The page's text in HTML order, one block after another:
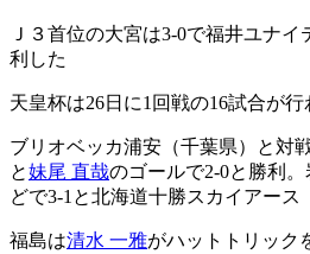
Ｊ３首位の大宮は3-0で福井ユナ
利した
天皇杯は26日に1回戦の16試合が行
ブリオベッカ浦安（千葉県）と対
と妹尾 直哉のゴールで2-0と勝利。
どで3-1と北海道十勝スカイアース
福島は清水 一雅がハットトリック